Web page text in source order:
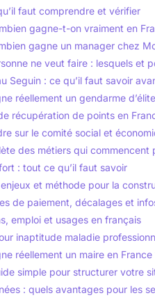
faut comprendre et vérifier
gagne-t-on vraiment en
gagne un manager chez
ne veut faire : lesquels et
Seguin : ce qu’il faut savoir
réellement un gendarme
récupération de points en
sur le comité social et
des métiers qui commencent
: tout ce qu’il faut savoir
et méthode pour la
de paiement, décalages et
emploi et usages en français
inaptitude maladie
réellement un maire en France
simple pour structurer votre
: quels avantages pour les